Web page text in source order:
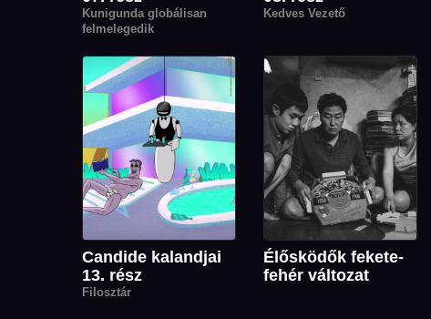
Kunigunda globálisan
felmelegedik
Kedves Vezető
Candide kalandjai
13. rész
Filosztár
Élősködők fekete-
fehér változat